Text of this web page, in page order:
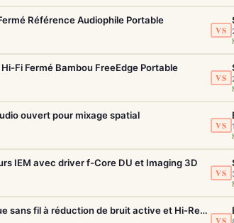
Référence Audiophile Portable
VS
Fi Fermé Bambou FreeEdge Portable
VS
ouvert pour mixage spatial
VS
IEM avec driver f-Core DU et Imaging 3D
VS
Sony WH-1000XM5 – Casque sans fil à réduction de bruit active et Hi-Res LDAC
VS